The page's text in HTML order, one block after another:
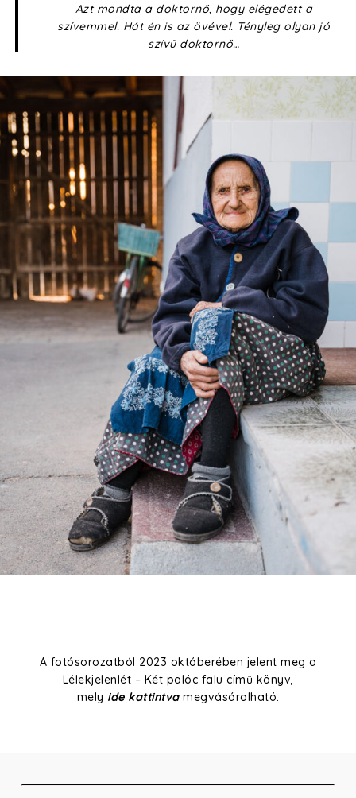
Azt mondta a doktornő, hogy elégedett a
szívemmel. Hát én is az övével. Tényleg olyan jó
szívű doktornő…
A fotósorozatból 2023 októberében jelent meg a
Lélekjelenlét – Két palóc falu című könyv,
mely ide kattintva megvásárolható.